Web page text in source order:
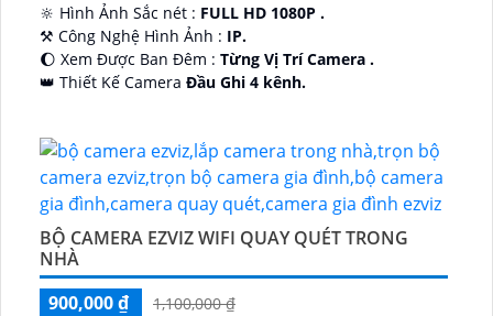
🔆 Hình Ảnh Sắc nét : FULL HD 1080P .
⚒ Công Nghệ Hình Ảnh : IP.
🌔 Xem Được Ban Đêm : Từng Vị Trí Camera .
👑 Thiết Kế Camera Đầu Ghi 4 kênh.
BỘ CAMERA EZVIZ WIFI QUAY QUÉT TRONG
NHÀ
900,000 ₫
1,100,000 ₫